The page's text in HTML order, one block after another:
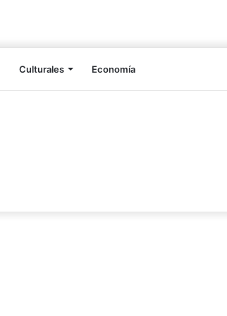
Culturales Economía